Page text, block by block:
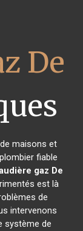
De
maisons et
fiable
gaz De
est là
de
intervenons
système de